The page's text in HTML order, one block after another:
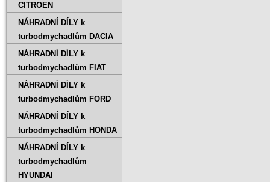
CITROEN
NÁHRADNÍ DÍLY k
turbodmychadlům DACIA
NÁHRADNÍ DÍLY k
turbodmychadlům FIAT
NÁHRADNÍ DÍLY k
turbodmychadlům FORD
NÁHRADNÍ DÍLY k
turbodmychadlům HONDA
NÁHRADNÍ DÍLY k
turbodmychadlům
HYUNDAI